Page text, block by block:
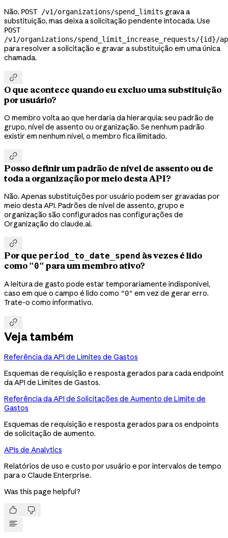
Não. POST /v1/organizations/spend_limits grava a
substituição, mas deixa a solicitação pendente intocada. Use
POST
/v1/organizations/spend_limit_increase_requests/{id}/
para resolver a solicitação e gravar a substituição em uma única
chamada.

O que acontece quando eu excluo uma substituição
por usuário?
O membro volta ao que herdaria da hierarquia: seu padrão de
grupo, nível de assento ou organização. Se nenhum padrão
existir em nenhum nível, o membro fica ilimitado.

Posso definir um padrão de nível de assento ou de
toda a organização por meio desta API?
Não. Apenas substituições por usuário podem ser gravadas por
meio desta API. Padrões de nível de assento, grupo e
organização são configurados nas configurações de
Organização do claude.ai.

Por que period_to_date_spend às vezes é lido
como "0" para um membro ativo?
A leitura de gasto pode estar temporariamente indisponível,
caso em que o campo é lido como "0" em vez de gerar erro.
Trate-o como informativo.

Veja também
Referência da API de Limites de Gastos
Esquemas de requisição e resposta gerados para cada endpoint
da API de Limites de Gastos.
Referência da API de Solicitações de Aumento de Limite de
Gastos
Esquemas de requisição e resposta gerados para os endpoints
de solicitação de aumento.
APIs de Analytics
Relatórios de uso e custo por usuário e por intervalos de tempo
para o Claude Enterprise.
Was this page helpful?
 